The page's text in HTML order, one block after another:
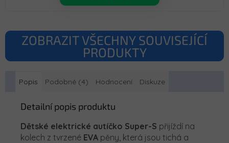
ZOBRAZIT VŠECHNY SOUVISEJÍCÍ
PRODUKTY
Popis Podobné (4) Hodnocení Diskuze
Detailní popis produktu
Dětské elektrické autíčko Super-S přijíždí na
kolech z tvrzené EVA pěny, která jsou tichá a